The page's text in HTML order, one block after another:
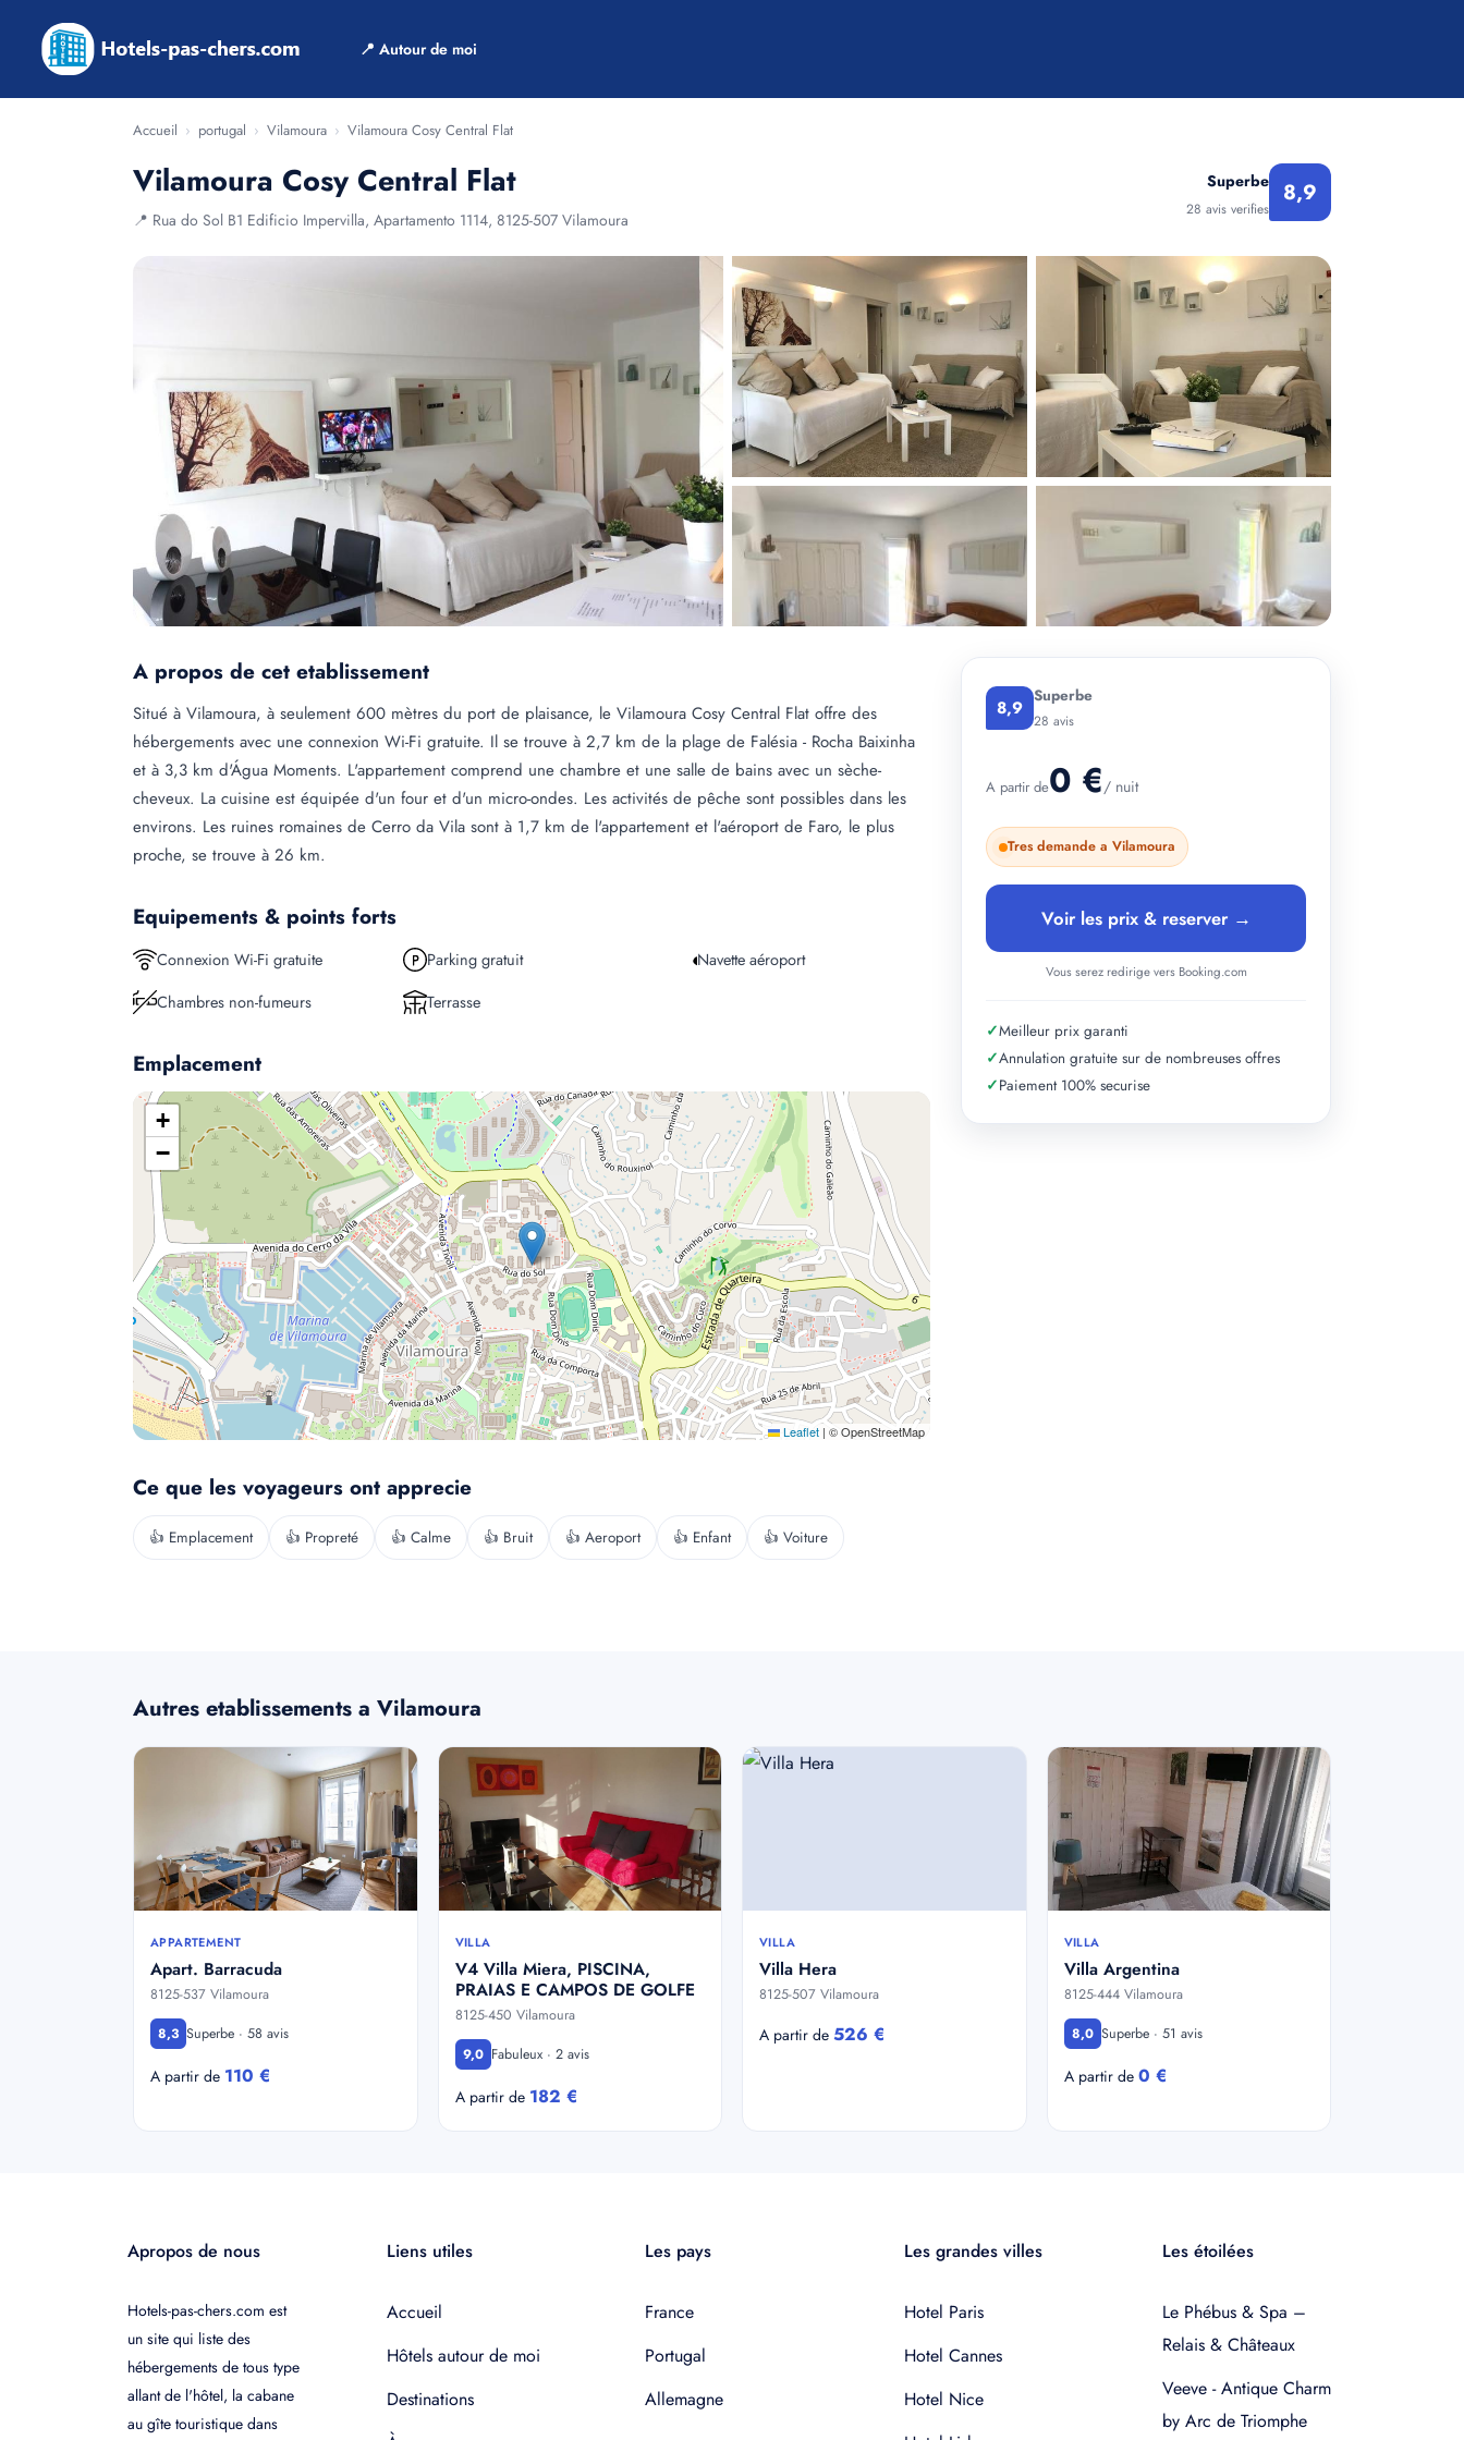
📍 Autour de moi
Accueil › portugal › Vilamoura › Vilamoura Cosy Central Flat
Vilamoura Cosy Central Flat
📍 Rua do Sol B1 Edificio Impervilla, Apartamento 1114, 8125-507 Vilamoura
Superbe
28 avis verifies
8,9
+ 2 photos
A propos de cet etablissement
Situé à Vilamoura, à seulement 600 mètres du port de plaisance, le Vilamoura Cosy Central Flat offre des
hébergements avec une connexion Wi-Fi gratuite. Il se trouve à 2,7 km de la plage de Falésia - Rocha Baixinha
et à 3,3 km d'Água Moments. L'appartement comprend une chambre et une salle de bains avec un sèche-
cheveux. La cuisine est équipée d'un four et d'un micro-ondes. Les activités de pêche sont possibles dans les
environs. Les ruines romaines de Cerro da Vila sont à 1,7 km de l'appartement et l'aéroport de Faro, le plus
proche, se trouve à 26 km.
Equipements & points forts
Connexion Wi-Fi gratuite Parking gratuit
Navette aéroport
Chambres non-fumeurs
Terrasse
Emplacement
+
−
Leaflet | © OpenStreetMap
Ce que les voyageurs ont apprecie
👍 Emplacement 👍 Propreté 👍 Calme 👍 Bruit 👍 Aeroport 👍 Enfant 👍 Voiture
8,9 Superbe
28 avis
A partir de0 €/ nuit
Tres demande a Vilamoura
Voir les prix & reserver →
Vous serez redirige vers Booking.com
✓Meilleur prix garanti
✓Annulation gratuite sur de nombreuses offres
✓Paiement 100% securise
Autres etablissements a Vilamoura
APPARTEMENT
Apart. Barracuda
8125-537 Vilamoura
8,3 Superbe · 58 avis
A partir de 110 €
VILLA
V4 Villa Miera, PISCINA,
PRAIAS E CAMPOS DE GOLFE
8125-450 Vilamoura
9,0 Fabuleux · 2 avis
A partir de 182 €
VILLA
Villa Hera
8125-507 Vilamoura
A partir de 526 €
VILLA
Villa Argentina
8125-444 Vilamoura
8,0 Superbe · 51 avis
A partir de 0 €
Apropos de nous
Hotels-pas-chers.com est
un site qui liste des
hébergements de tous type
allant de l'hôtel, la cabane
au gîte touristique dans
Liens utiles
Accueil
Hôtels autour de moi
Destinations
Les pays
France
Portugal
Allemagne
Les grandes villes
Hotel Paris
Hotel Cannes
Hotel Nice
Les étoilées
Le Phébus & Spa –
Relais & Châteaux
Veeve - Antique Charm
by Arc de Triomphe